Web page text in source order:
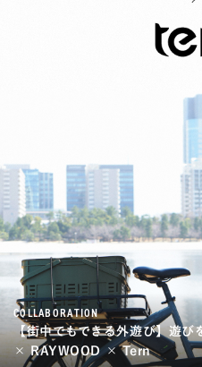
COLLABORATION
【街中でもできる外遊び】遊び
× RAYWOOD × Tern